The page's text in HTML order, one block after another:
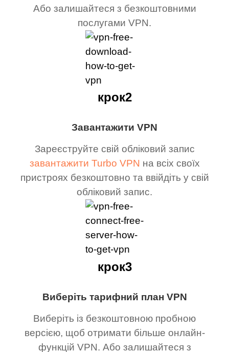
Або залишайтеся з безкоштовними
послугами VPN.
Завантажити VPN
Зареєструйте свій обліковий запис
завантажити Turbo VPN на всіх своїх
пристроях безкоштовно та ввійдіть у свій
обліковий запис.
крок2
Виберіть тарифний план VPN
Виберіть із безкоштовною пробною
версією, щоб отримати більше онлайн-
функцій VPN. Або залишайтеся з
крок3